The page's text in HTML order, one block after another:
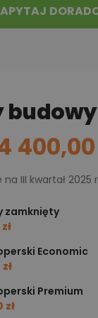
strefę
pokoju
sypialni.
oddzielić
dla dzieci lub
projektu jest
Osobna
budowy
400,00
III kwartał 2025
zamknięty
Economic
Premium
zł